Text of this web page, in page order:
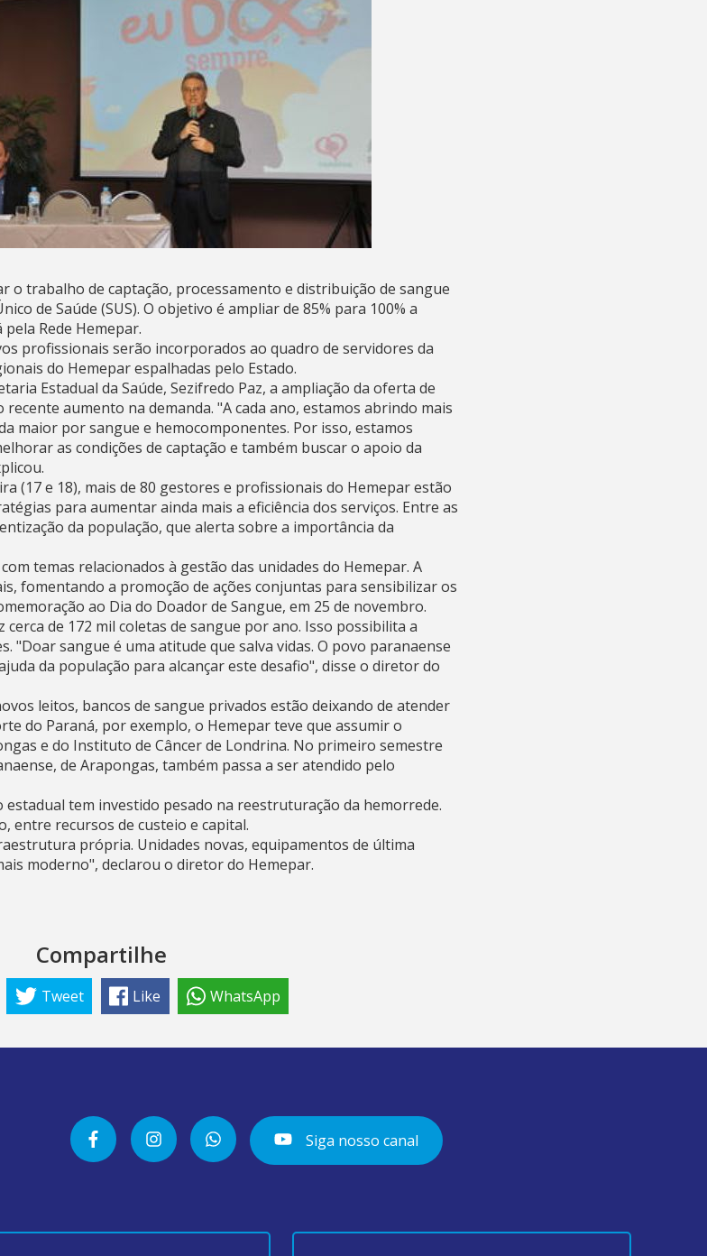
o trabalho de captação, processamento e distribuição de sangue
de Saúde (SUS). O objetivo é ampliar de 85% para 100% a
Rede Hemepar.
profissionais serão incorporados ao quadro de servidores da
do Hemepar espalhadas pelo Estado.
Estadual da Saúde, Sezifredo Paz, a ampliação da oferta de
aumento na demanda. "A cada ano, estamos abrindo mais
maior por sangue e hemocomponentes. Por isso, estamos
as condições de captação e também buscar o apoio da
(17 e 18), mais de 80 gestores e profissionais do Hemepar estão
para aumentar ainda mais a eficiência dos serviços. Entre as
da população, que alerta sobre a importância da
temas relacionados à gestão das unidades do Hemepar. A
fomentando a promoção de ações conjuntas para sensibilizar os
ao Dia do Doador de Sangue, em 25 de novembro.
cerca de 172 mil coletas de sangue por ano. Isso possibilita a
"Doar sangue é uma atitude que salva vidas. O povo paranaense
da população para alcançar este desafio", disse o diretor do
leitos, bancos de sangue privados estão deixando de atender
do Paraná, por exemplo, o Hemepar teve que assumir o
e do Instituto de Câncer de Londrina. No primeiro semestre
de Arapongas, também passa a ser atendido pelo
tem investido pesado na reestruturação da hemorrede.
entre recursos de custeio e capital.
própria. Unidades novas, equipamentos de última
moderno", declarou o diretor do Hemepar.
Compartilhe
Tweet Like WhatsApp
Siga nosso canal